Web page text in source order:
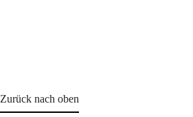
Zurück nach oben